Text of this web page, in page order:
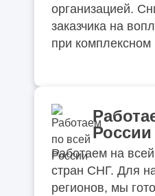
организацией.
заказчика на
при комплексном
России
Работаем на
стран СНГ. Для
регионов, мы